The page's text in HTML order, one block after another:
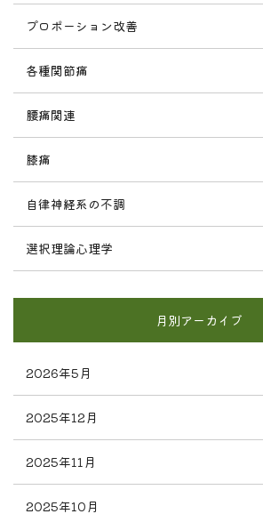
プロポーション改善
各種関節痛
腰痛関連
膝痛
自律神経系の不調
選択理論心理学
月別アーカイブ
2026年5月
2025年12月
2025年11月
2025年10月